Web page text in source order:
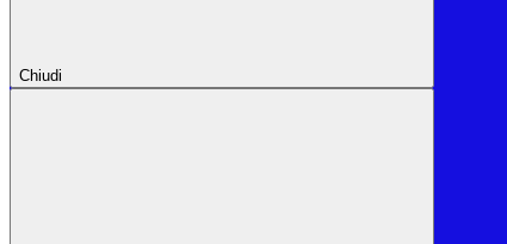
Chiudi